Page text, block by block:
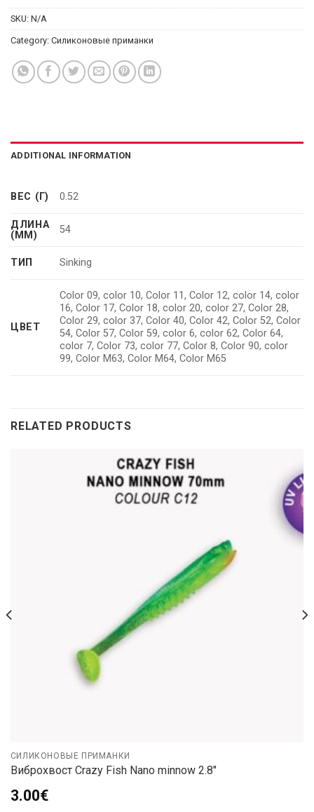
SKU: N/A
Category: Силиконовые приманки
ADDITIONAL INFORMATION
ВЕС (Г) 0.52
ДЛИНА
(ММ)
54
ТИП Sinking
ЦВЕТ
Color 09, color 10, Color 11, Color 12, color 14, color
16, Color 17, Color 18, color 20, color 27, Color 28,
Color 29, color 37, Color 40, Color 42, Color 52, Color
54, Color 57, Color 59, color 6, color 62, Color 64,
color 7, Color 73, color 77, Color 8, Color 90, color
99, Color M63, Color M64, Color M65
RELATED PRODUCTS
СИЛИКОНОВЫЕ ПРИМАНКИ
Виброхвост Crazy Fish Nano minnow 2.8″
3.00€